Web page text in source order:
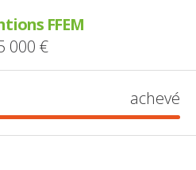
FFEM
000 €
achevé